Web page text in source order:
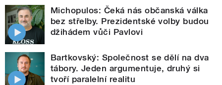
Michopulos: Čeká nás občanská válka
bez střelby. Prezidentské volby budou
džihádem vůči Pavlovi
Bartkovský: Společnost se dělí na dva
tábory. Jeden argumentuje, druhý si
tvoří paralelní realitu